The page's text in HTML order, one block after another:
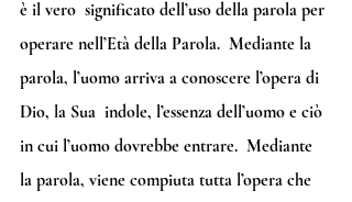
è il vero  significato dell’uso della parola per
operare nell’Età della Parola.  Mediante la
parola, l’uomo arriva a conoscere l’opera di
Dio, la Sua  indole, l’essenza dell’uomo e ciò
in cui l’uomo dovrebbe entrare.  Mediante
la parola, viene compiuta tutta l’opera che